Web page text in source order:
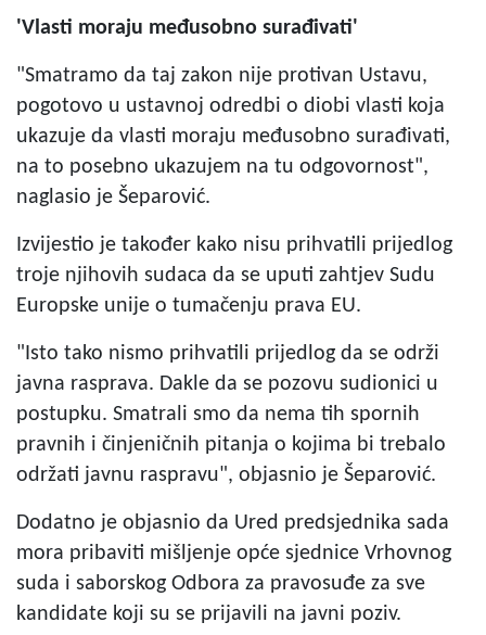
'Vlasti moraju međusobno surađivati'
"Smatramo da taj zakon nije protivan Ustavu,
pogotovo u ustavnoj odredbi o diobi vlasti koja
ukazuje da vlasti moraju međusobno surađivati,
na to posebno ukazujem na tu odgovornost",
naglasio je Šeparović.
Izvijestio je također kako nisu prihvatili prijedlog
troje njihovih sudaca da se uputi zahtjev Sudu
Europske unije o tumačenju prava EU.
"Isto tako nismo prihvatili prijedlog da se održi
javna rasprava. Dakle da se pozovu sudionici u
postupku. Smatrali smo da nema tih spornih
pravnih i činjeničnih pitanja o kojima bi trebalo
održati javnu raspravu", objasnio je Šeparović.
Dodatno je objasnio da Ured predsjednika sada
mora pribaviti mišljenje opće sjednice Vrhovnog
suda i saborskog Odbora za pravosuđe za sve
kandidate koji su se prijavili na javni poziv.